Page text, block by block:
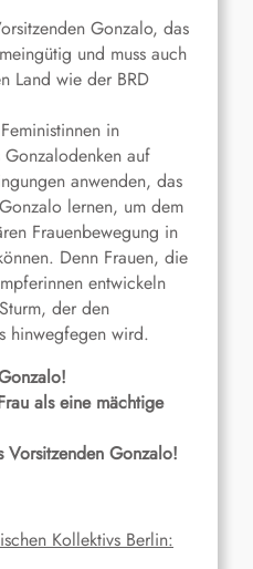
Gonzalo, das
und muss auch
Land wie der BRD
in
Gonzalodenken auf
anwenden, das
lernen, um dem
Frauenbewegung in
Denn Frauen, die
entwickeln
der den
hinwegfegen wird.
als eine mächtige
Vorsitzenden Gonzalo!
Kollektivs Berlin: